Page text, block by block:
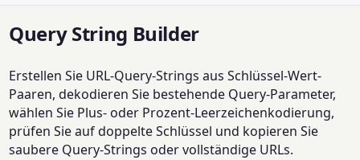
Query String Builder
Erstellen Sie URL-Query-Strings aus Schlüssel-Wert-
Paaren, dekodieren Sie bestehende Query-Parameter,
wählen Sie Plus- oder Prozent-Leerzeichenkodierung,
prüfen Sie auf doppelte Schlüssel und kopieren Sie
saubere Query-Strings oder vollständige URLs.